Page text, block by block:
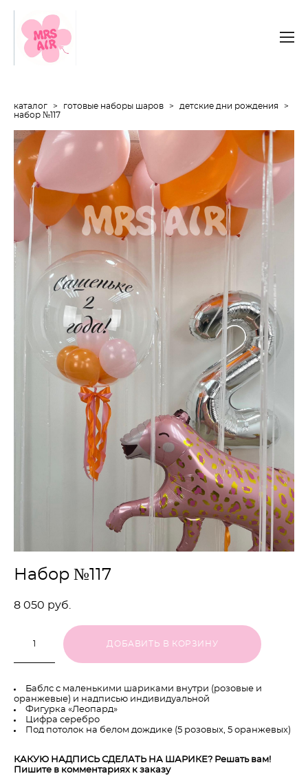
каталог > готовые наборы шаров > детские дни рождения
>
набор №117
Набор №117
8 050 pуб.
ДОБАВИТЬ В КОРЗИНУ
Баблс с маленькими шариками внутри (розовые и
оранжевые) и надписью индивидуальной
Фигурка «Леопард»
Цифра серебро
Под потолок на белом дождике (5 розовых, 5 оранжевых)
КАКУЮ НАДПИСЬ СДЕЛАТЬ НА ШАРИКЕ? Решать вам!
Пишите в комментариях к заказу